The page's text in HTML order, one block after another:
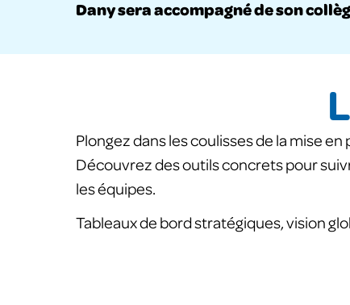
Dany sera accompagné de son
Plongez dans les coulisses de la mise
Découvrez des outils concrets pour
les équipes.
Tableaux de bord stratégiques, vision